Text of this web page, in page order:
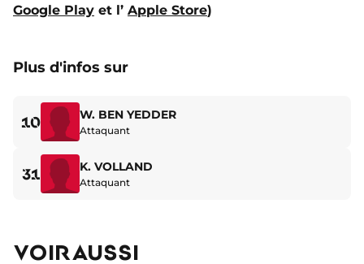
Google Play et l’ Apple Store)
Plus d'infos sur
10 W. BEN YEDDER
Attaquant
31 K. VOLLAND
Attaquant
VOIR AUSSI